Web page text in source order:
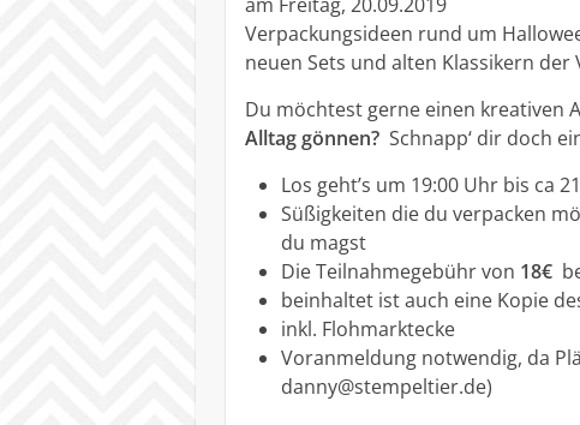
Verpackungsideen rund um
neuen Sets und alten Klassikern der
Du möchtest gerne einen kreativen
Alltag gönnen? Schnapp‘ dir doch
Los geht’s um 19:00 Uhr bis ca
Süßigkeiten die du verpacken
du magst
Die Teilnahmegebühr von 18€
beinhaltet ist auch eine Kopie
inkl. Flohmarktecke
Voranmeldung notwendig, da
danny@stempeltier.de)